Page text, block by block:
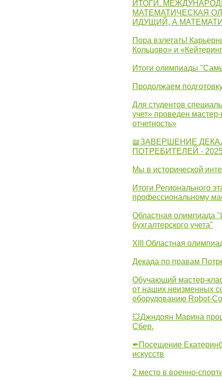
ИТОГИ.
МАТЕМАТИЧЕСКАЯ
ИДУЩИЙ, А
Пора взлетать!
Кольцово» и
Итоги олимпиады
Продолжаем
Для студентов
учет» проведен
отчетность»
📖ЗАВЕРШЕНИЕ
ПОТРЕБИТЕЛЕЙ -
Мы в исторической
Итоги Регионального
профессиональному
Областная олимпиада
бухгалтерского учета"
XIII Областная
Декада по правам
Обучающий мастер-
от наших неизменных
оборудованию Robot-
💥Джндоян Марина
Сбер.
✒Посещение
искусств
2 место в военно-